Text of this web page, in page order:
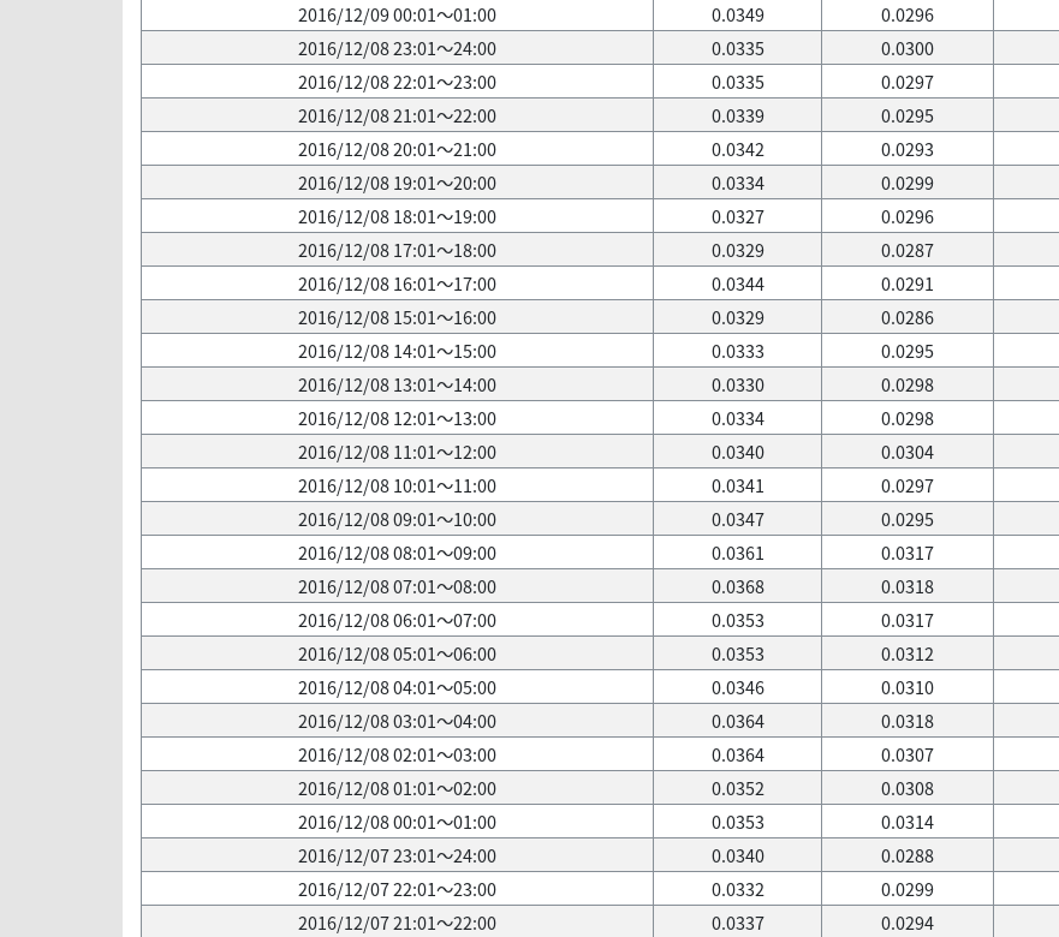
2016/12/09 00:01～01:00
0.0349 0.0296
2016/12/08 23:01～24:00
0.0335 0.0300
2016/12/08 22:01～23:00
0.0335 0.0297
2016/12/08 21:01～22:00
0.0339 0.0295
2016/12/08 20:01～21:00
0.0342 0.0293
2016/12/08 19:01～20:00
0.0334 0.0299
2016/12/08 18:01～19:00
0.0327 0.0296
2016/12/08 17:01～18:00
0.0329 0.0287
2016/12/08 16:01～17:00
0.0344 0.0291
2016/12/08 15:01～16:00
0.0329 0.0286
2016/12/08 14:01～15:00
0.0333 0.0295
2016/12/08 13:01～14:00
0.0330 0.0298
2016/12/08 12:01～13:00
0.0334 0.0298
2016/12/08 11:01～12:00
0.0340 0.0304
2016/12/08 10:01～11:00
0.0341 0.0297
2016/12/08 09:01～10:00
0.0347 0.0295
2016/12/08 08:01～09:00
0.0361 0.0317
2016/12/08 07:01～08:00
0.0368 0.0318
2016/12/08 06:01～07:00
0.0353 0.0317
2016/12/08 05:01～06:00
0.0353 0.0312
2016/12/08 04:01～05:00
0.0346 0.0310
2016/12/08 03:01～04:00
0.0364 0.0318
2016/12/08 02:01～03:00
0.0364 0.0307
2016/12/08 01:01～02:00
0.0352 0.0308
2016/12/08 00:01～01:00
0.0353 0.0314
2016/12/07 23:01～24:00
0.0340 0.0288
2016/12/07 22:01～23:00
0.0332 0.0299
2016/12/07 21:01～22:00
0.0337 0.0294